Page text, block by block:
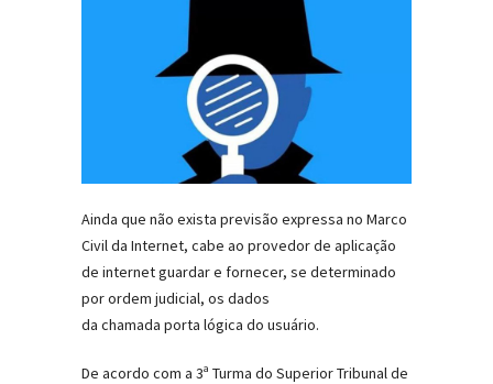
Ainda que não exista previsão expressa no Marco
Civil da Internet, cabe ao provedor de aplicação
de internet guardar e fornecer, se determinado
por ordem judicial, os dados
da chamada porta lógica do usuário.
De acordo com a 3ª Turma do Superior Tribunal de